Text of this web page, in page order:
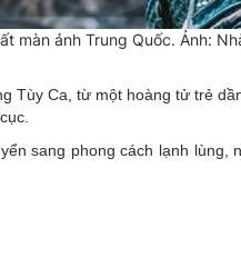
màn ảnh Trung Quốc. Ảnh:
Tùy Ca, từ một hoàng tử trẻ
sang phong cách lạnh lùng,